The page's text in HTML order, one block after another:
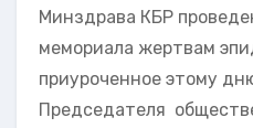
Минздрава КБР
мемориала жертвам
приуроченное этому
Председателя